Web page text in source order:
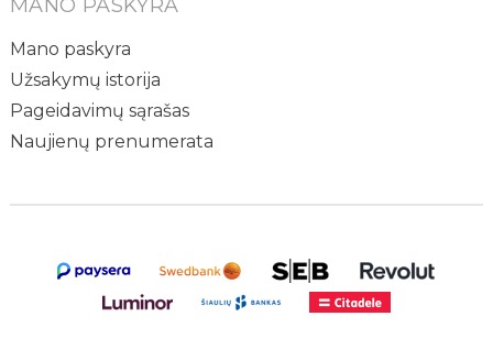
MANO PASKYRA
Mano paskyra
Užsakymų istorija
Pageidavimų sąrašas
Naujienų prenumerata